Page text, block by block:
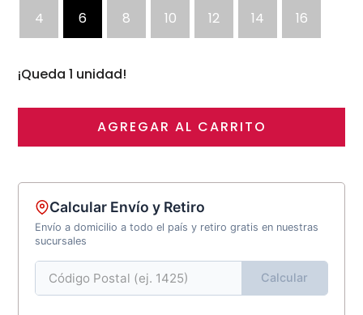
10 12 14 16
4 6 8
¡Queda 1 unidad!
AGREGAR AL CARRITO
Calcular Envío y Retiro
Envío a domicilio a todo el país y retiro gratis en nuestras
sucursales
Calcular